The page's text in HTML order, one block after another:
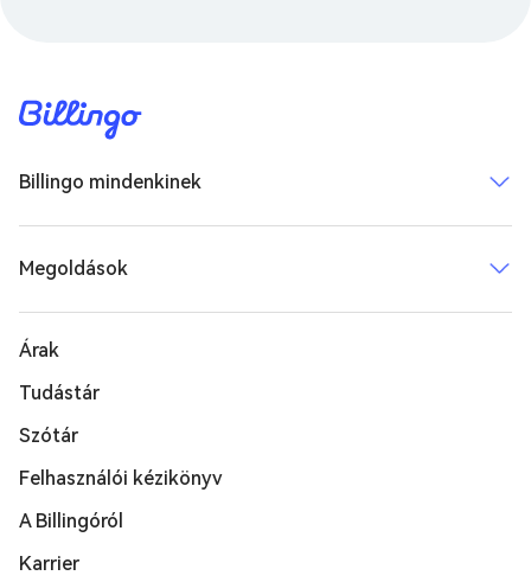
Billingo mindenkinek
Megoldások
Árak
Tudástár
Szótár
Felhasználói kézikönyv
A Billingóról
Karrier